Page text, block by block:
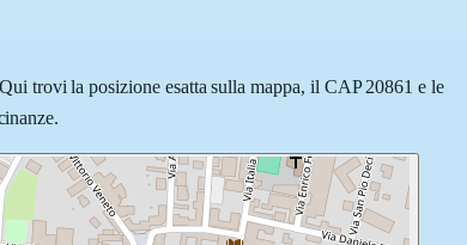
trovi la posizione esatta sulla mappa, il CAP 20861 e le